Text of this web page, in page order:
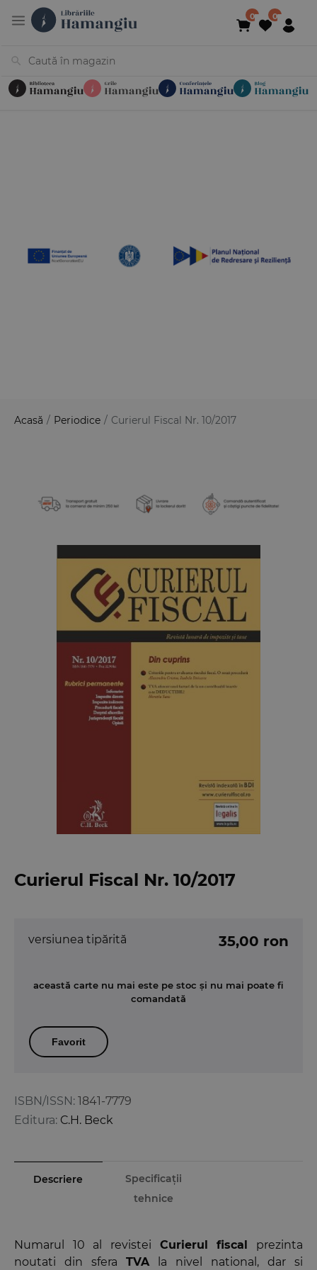
Acasă / Periodice / Curierul Fiscal Nr. 10/2017
Curierul Fiscal Nr. 10/2017
ISBN/ISSN: 1841-7779
Editura: C.H. Beck
versiunea tipărită 35,00 ron
această carte nu mai este pe stoc și nu mai poate fi
comandată
Favorit
Descriere
Specificații
tehnice
Numarul 10 al revistei Curierul fiscal
prezinta
noutati din sfera TVAla nivel national, dar si